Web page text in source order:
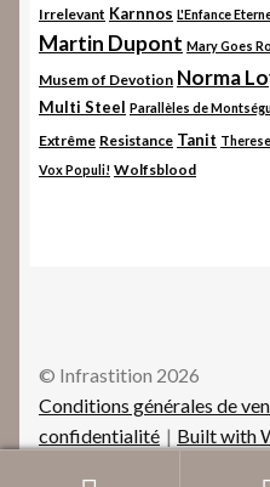
Irrelevant Karnnos L'Enfance
Martin Dupont Mary Goes
Musem of Devotion Norma
Multi Steel Parallèles de
Extrême Resistance Tanit
Vox Populi! Wolfsblood
© Infrastition 2026
Conditions générales de
confidentialité
Built with